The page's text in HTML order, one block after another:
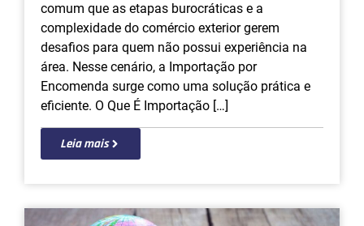
comum que as etapas burocráticas e a
complexidade do comércio exterior gerem
desafios para quem não possui experiência na
área. Nesse cenário, a Importação por
Encomenda surge como uma solução prática e
eficiente. O Que É Importação […]
Leia mais